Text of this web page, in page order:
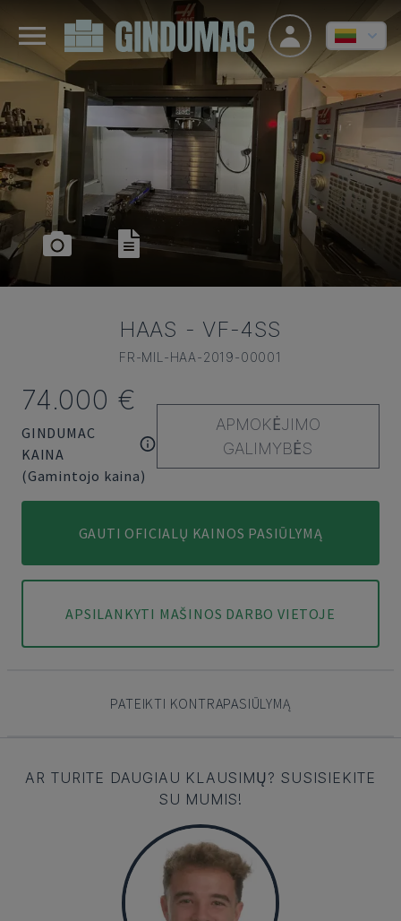
HAAS - VF-4SS
FR-MIL-HAA-2019-00001
74.000 €
GINDUMAC
KAINA
(Gamintojo kaina)
APMOKĖJIMO
GALIMYBĖS
GAUTI OFICIALŲ KAINOS PASIŪLYMĄ
APSILANKYTI MAŠINOS DARBO VIETOJE
PATEIKTI KONTRAPASIŪLYMĄ
AR TURITE DAUGIAU KLAUSIMŲ? SUSISIEKITE
SU MUMIS!